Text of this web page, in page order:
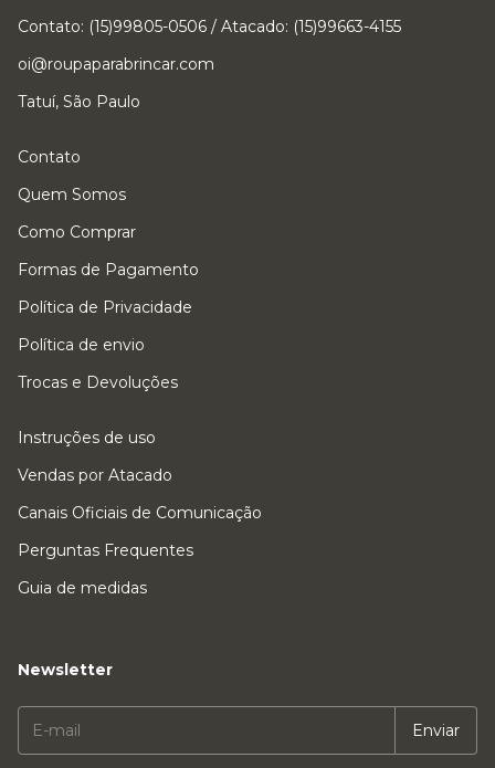
Contato: (15)99805-0506 / Atacado: (15)99663-4155
oi@roupaparabrincar.com
Tatuí, São Paulo
Contato
Quem Somos
Como Comprar
Formas de Pagamento
Política de Privacidade
Política de envio
Trocas e Devoluções
Instruções de uso
Vendas por Atacado
Canais Oficiais de Comunicação
Perguntas Frequentes
Guia de medidas
Newsletter